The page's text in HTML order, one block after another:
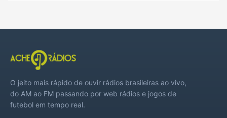
O jeito mais rápido de ouvir rádios brasileiras ao vivo,
do AM ao FM passando por web rádios e jogos de
futebol em tempo real.